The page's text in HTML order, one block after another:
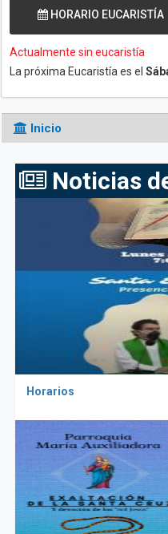
HORARIO EUCARISTÍA
Actualmente sin eucaristía
La próxima Eucaristía es el
Inicio
Noticias
Horarios